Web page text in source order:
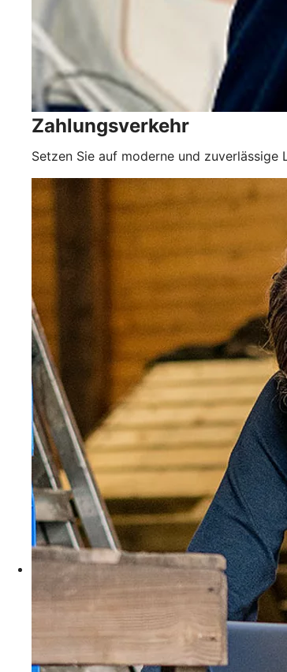
Zahlungsverkehr
Setzen Sie auf moderne und zuverlässige